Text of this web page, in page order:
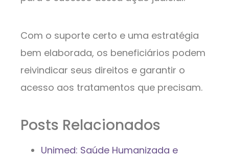
Com o suporte certo e uma estratégia
bem elaborada, os beneficiários podem
reivindicar seus direitos e garantir o
acesso aos tratamentos que precisam.
Posts Relacionados
Unimed: Saúde Humanizada e